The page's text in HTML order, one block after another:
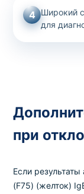
4 Широкий
для
при
Если
(F75) (желток)